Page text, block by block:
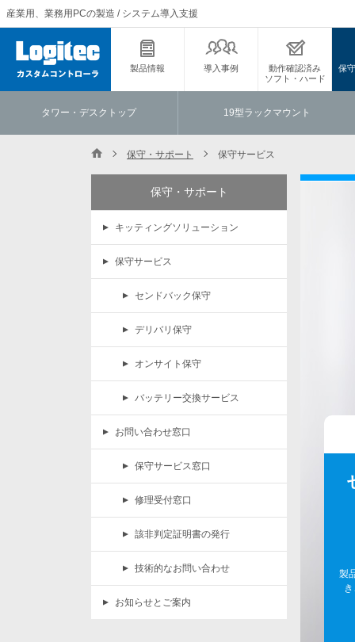
産業用、業務用PCの製造 / システム導入支援
製品情報 導入事例
動作確認済み
ソフト・ハード
保
タワー・デスクトップ 19型ラックマウント
保守・サポート 保守サービス
保守・サポート
キッティングソリューション
保守サービス
センドバック保守
デリバリ保守
オンサイト保守
バッテリー交換サービス
お問い合わせ窓口
保守サービス窓口
修理受付窓口
該非判定証明書の発行
技術的なお問い合わせ
お知らせとご案内
製